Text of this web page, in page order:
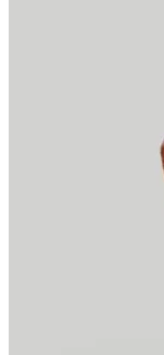
Francis R.